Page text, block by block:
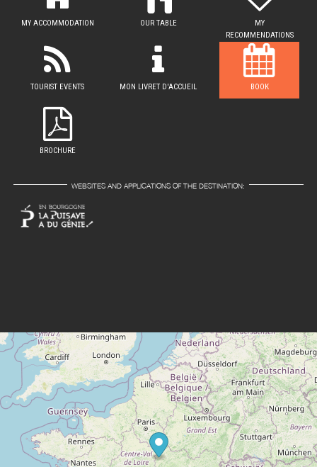
MY ACCOMMODATION OUR TABLE
MY
RECOMMENDATIONS
TOURIST EVENTS MON LIVRET D'ACCUEIL BOOK
BROCHURE
WEBSITES AND APPLICATIONS OF THE DESTINATION: